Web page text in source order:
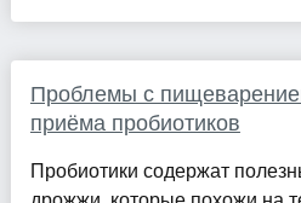
Проблемы с
приёма пробиотиков
Пробиотики содержат